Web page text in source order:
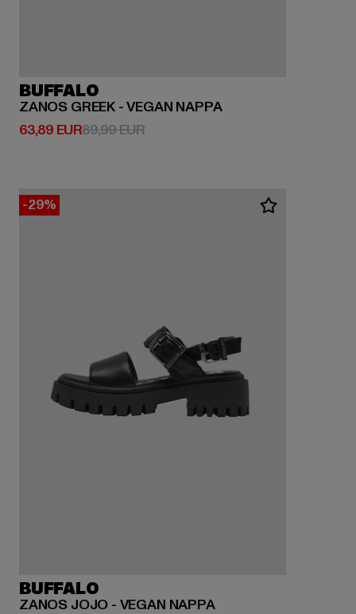
BUFFALO
ZANOS GREEK - VEGAN NAPPA
63,89 EUR
Derzeitiger Preis: 63,89 EUR
89,99 EURAktionspreis: 89,99 EUR
-29%
BUFFALO
ZANOS JOJO - VEGAN NAPPA